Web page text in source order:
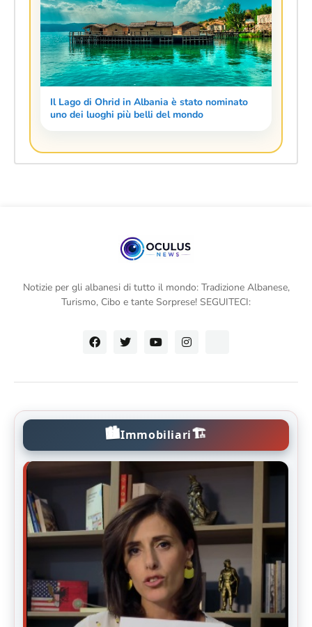
Il Lago di Ohrid in Albania è stato nominato
uno dei luoghi più belli del mondo
Notizie per gli albanesi di tutto il mondo: Tradizione Albanese,
Turismo, Cibo e tante Sorprese! SEGUITECI:
🏙️Immobiliari🏗️